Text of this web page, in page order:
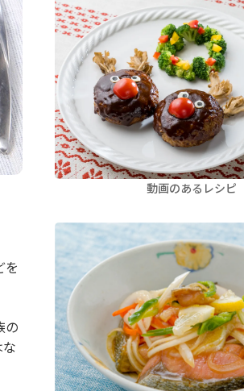
を
の
動画のあるレシピ